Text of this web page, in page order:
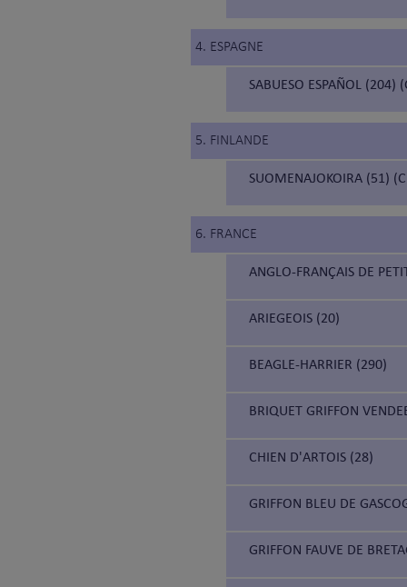
4. ESPAGNE
SABUESO ESPAÑOL (204)
5. FINLANDE
SUOMENAJOKOIRA (51)
6. FRANCE
ANGLO-FRANÇAIS DE
ARIEGEOIS (20)
BEAGLE-HARRIER (290)
BRIQUET GRIFFON
CHIEN D'ARTOIS (28)
GRIFFON BLEU DE
GRIFFON FAUVE DE